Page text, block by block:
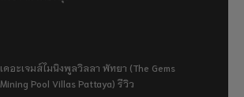
เดอะเจมส์ไมนิงพูลวิลลา พัทยา (The Gems
Mining Pool Villas Pattaya) รีวิว